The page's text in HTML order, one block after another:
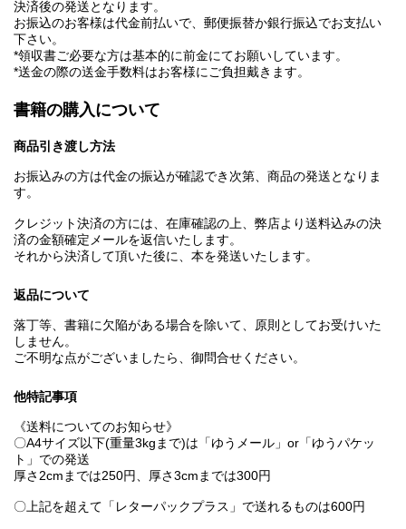
決済後の発送となります。
お振込のお客様は代金前払いで、郵便振替か銀行振込でお支払い
下さい。
*領収書ご必要な方は基本的に前金にてお願いしています。
*送金の際の送金手数料はお客様にご負担戴きます。
書籍の購入について
商品引き渡し方法
お振込みの方は代金の振込が確認でき次第、商品の発送となりま
す。
クレジット決済の方には、在庫確認の上、弊店より送料込みの決
済の金額確定メールを返信いたします。
それから決済して頂いた後に、本を発送いたします。
返品について
落丁等、書籍に欠陥がある場合を除いて、原則としてお受けいた
しません。
ご不明な点がございましたら、御問合せください。
他特記事項
《送料についてのお知らせ》
〇A4サイズ以下(重量3kgまで)は「ゆうメール」or「ゆうパケッ
ト」での発送
厚さ2cmまでは250円、厚さ3cmまでは300円
〇上記を超えて「レターパックプラス」で送れるものは600円